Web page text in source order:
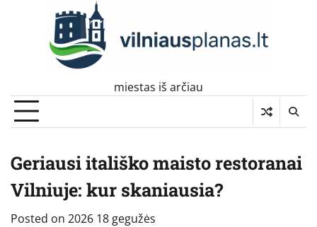
miestas iš arčiau
Geriausi itališko maisto restoranai
Vilniuje: kur skaniausia?
Posted on 2026 18 gegužės